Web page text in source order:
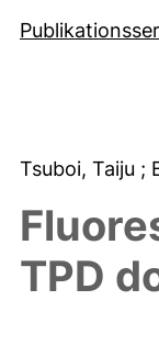
Tsuboi, Taiju ;
TPD